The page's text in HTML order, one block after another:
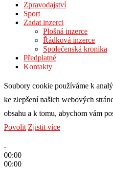
Zpravodajství
Sport
Zadat inzerci
Plošná inzerce
Řádková inzerce
Společenská kronika
Předplatné
Kontakty
Soubory cookie používáme k
ke zlepšení našich webových
obsahu a k tomu, abychom vám
Povolit Zjistit více
-
00:00
00:00